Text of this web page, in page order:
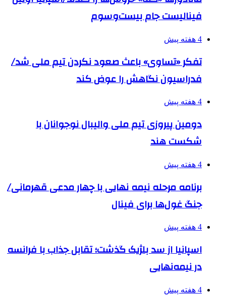
فینالیست جام بیست‌وسوم
4 هفته پیش
تفکر «تساوی» باعث صعود نکردن تیم ملی شد/
فدراسیون نگاهش را عوض کند
4 هفته پیش
دومین پیروزی تیم ملی والیبال نوجوانان با
شکست هند
4 هفته پیش
برنامه مرحله نیمه نهایی با چهار مدعی قهرمانی/
جنگ غول‌ها برای فینال
4 هفته پیش
اسپانیا از سد بلژیک گذشت؛ تقابل جذاب با فرانسه
در نیمه‌نهایی
4 هفته پیش